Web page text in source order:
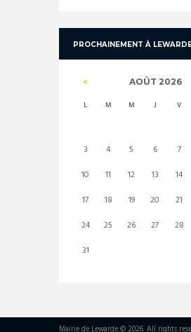
PROCHAINEMENT À
AOÛT 2026
L M M J V
3
4 5 6 7
10
11 12 13 14
17
18 19 20 21
24
25 26 27 28
31